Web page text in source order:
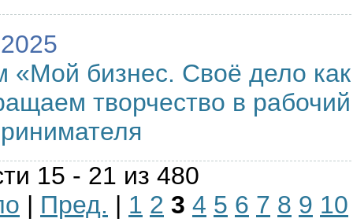
«Мой бизнес. Своё дело как
творчество в
15 - 21 из 480
| Пред. | 1 2 3 4 5 6 7 8 9 10